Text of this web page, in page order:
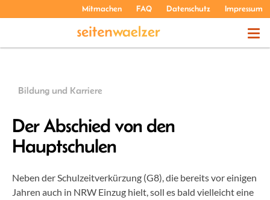
Mitmachen FAQ Datenschutz Impressum
Bildung und Karriere
Der Abschied von den
Hauptschulen
Neben der Schulzeitverkürzung (G8), die bereits vor einigen
Jahren auch in NRW Einzug hielt, soll es bald vielleicht eine